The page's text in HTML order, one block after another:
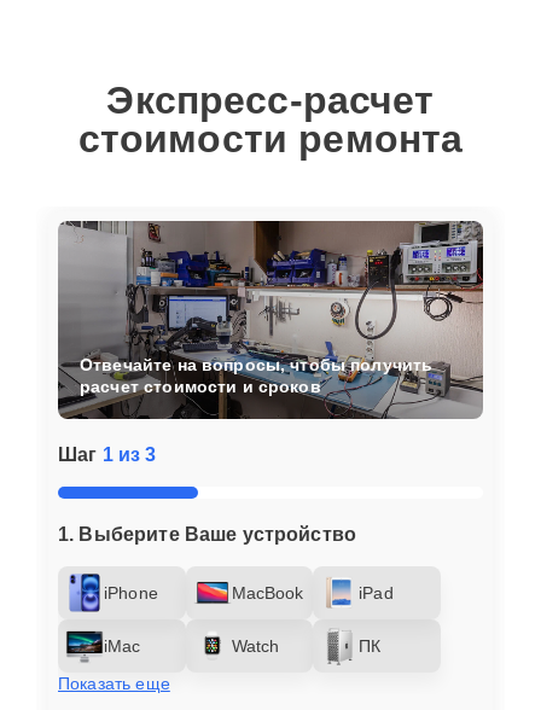
Экспресс-расчет
стоимости ремонта
Шаг 1 из 3
1. Выберите Ваше устройство
iPhone MacBook iPad
iMac Watch
ПК
Показать еще
Отвечайте на вопросы, чтобы получить
расчет стоимости и сроков